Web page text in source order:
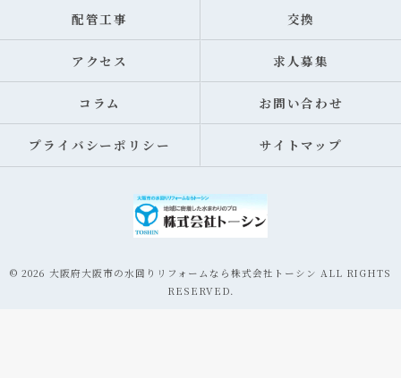
配管工事 交換
アクセス 求人募集
コラム お問い合わせ
プライバシーポリシー サイトマップ
© 2026 大阪府大阪市の水回りリフォームなら株式会社トーシン ALL RIGHTS
RESERVED.